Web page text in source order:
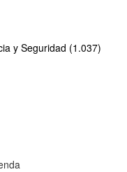
y Seguridad (1.037)